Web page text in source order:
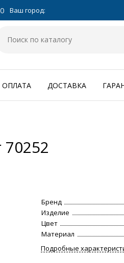
Ваш город:
ОПЛАТА ДОСТАВКА
Бренд
Изделие
Цвет
Материал
Подробные